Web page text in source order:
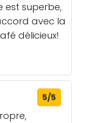
est superbe,
avec la
délicieux!
5/5